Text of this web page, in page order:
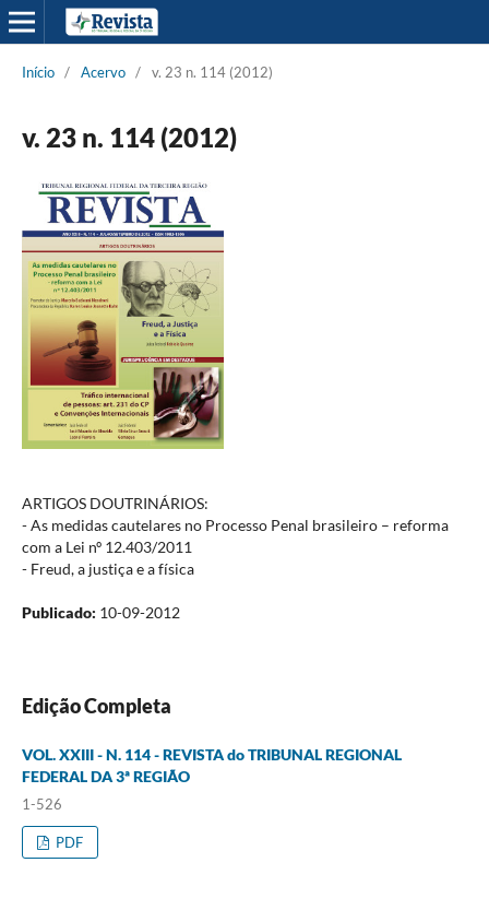
Início / Acervo / v. 23 n. 114 (2012)
v. 23 n. 114 (2012)
ARTIGOS DOUTRINÁRIOS:
- As medidas cautelares no Processo Penal brasileiro – reforma
com a Lei nº 12.403/2011
- Freud, a justiça e a física
Publicado: 10-09-2012
Edição Completa
VOL. XXIII - N. 114 - REVISTA do TRIBUNAL REGIONAL
FEDERAL DA 3ª REGIÃO
1-526
PDF